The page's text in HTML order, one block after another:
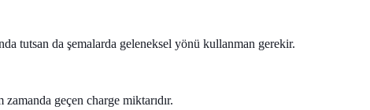
tutsan da şemalarda geleneksel yönü kullanman gerekir.
zamanda geçen charge miktarıdır.